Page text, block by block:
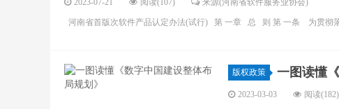
2023-07-21 阅读(107) 来源(河南省软件服务业协会)
河南省首版次软件产品认定办法(试行) 第 一章 总 则 第 一条 为贯彻
版权政策 一图读懂
2023-03-03 阅读(182)